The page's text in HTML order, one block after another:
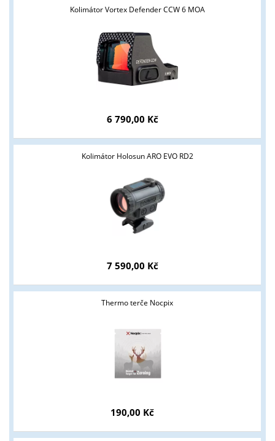
Kolimátor Vortex Defender CCW 6 MOA
6 790,00 Kč
Kolimátor Holosun ARO EVO RD2
7 590,00 Kč
Thermo terče Nocpix
190,00 Kč